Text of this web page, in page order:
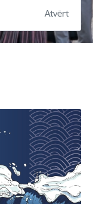
Atvērt